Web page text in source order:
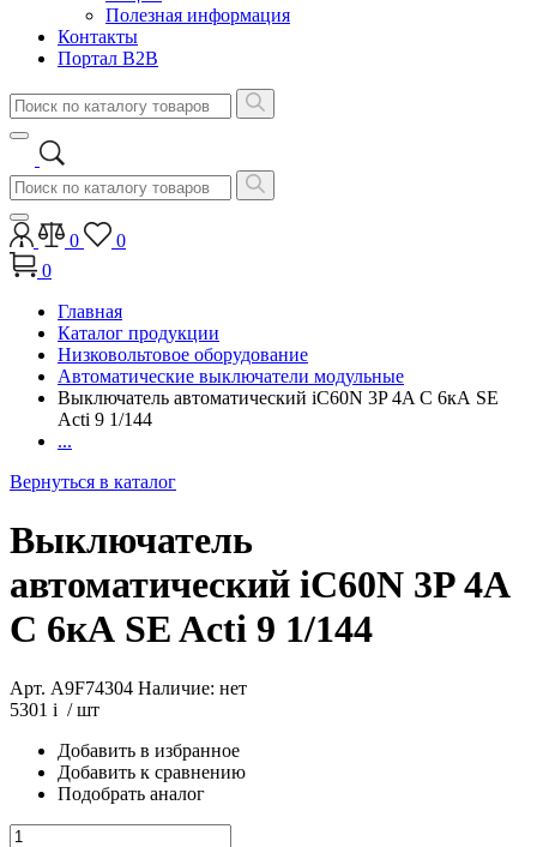
Полезная информация
Контакты
Портал B2B
0
0
0
Главная
Каталог продукции
Низковольтовое оборудование
Автоматические выключатели модульные
Выключатель автоматический iC60N 3P 4A С 6кА SE
Acti 9 1/144
...
Вернуться в каталог
Выключатель
автоматический iC60N 3P 4A
С 6кА SE Acti 9 1/144
Арт. A9F74304 Наличие: нет
5301 i / шт
Добавить в избранное
Добавить к сравнению
Подобрать аналог